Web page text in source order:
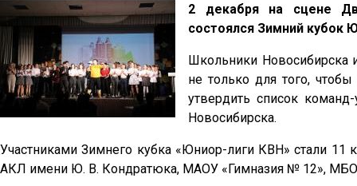
2 декабря на сцене
состоялся Зимний кубок
Школьники Новосибирска
не только для того,
утвердить список
Новосибирска.
Участниками Зимнего кубка «Юниор-лиги КВН» стали
АКЛ имени Ю. В. Кондратюка, МАОУ «Гимназия № 12»,